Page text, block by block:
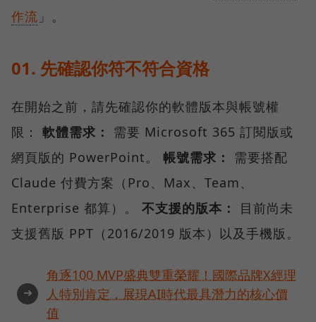
作流 」。
01. 先確認你符不符合資格
在開始之前，請先確認你的軟體版本與帳號權
限： 軟體需求：
需要 Microsoft 365 訂閱版或
網頁版的 PowerPoint。 帳號需求：
需要搭配
Claude 付費方案（Pro、Max、Team、
Enterprise 都算）。 不支援的版本：
目前尚未
支援舊版 PPT（2016/2019 版本）以及手機版。
➜
角逐100 MVP盛典雙重榮耀！國際品牌X經理
人特別肯定，展現AI時代最具潛力的核心價
值